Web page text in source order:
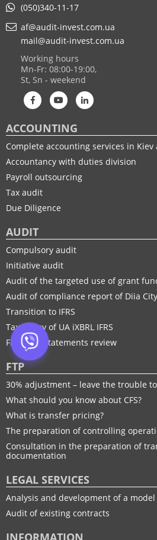
(050)340-11-17
af@audit-invest.com.ua
mail@audit-invest.com.ua
Working hours
Mn-Fr: 08:00-19:00,
St, Sn - weekend
ACCOUNTING
Complete accounting services in
Accountancy with duties division
Payroll outsourcing
Tax audit
Due Diligence
AUDIT
Compulsory audit
Initiative audit
Audit of the targeted use of grant
Audit of compliance report of Diia
Transition to IFRS
Taxonomy of UA іXBRL IFRS
Financial statements review
FTP
30% adjustment – leave the trouble
What should you know about CFS?
What is transfer pricing?
The preparation of controlling
Consultation in the preparation of
documentation
LEGAL SERVICES
Analysis and development of a
Audit of existing contracts
INFORMATION